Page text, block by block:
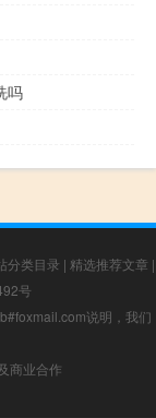
吗
分类目录 | 精选推荐文章 |
号
说明，我们
商业合作